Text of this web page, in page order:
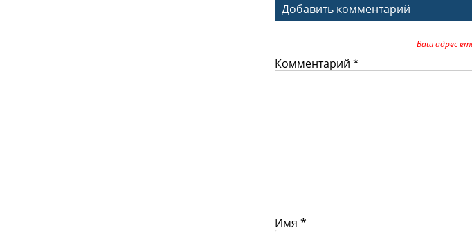
Добавить комментарий
Ваш адрес
Комментарий *
Имя *